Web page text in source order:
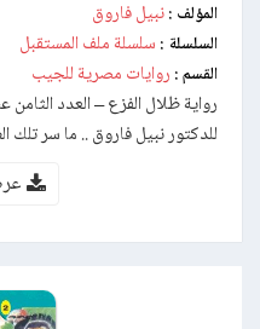
المؤلف : نبيل فاروق
السلسلة : سلسلة ملف المستقبل
القسم : روايات مصرية للجيب
للدكتور نبيل فاروق .. ما سر تلك